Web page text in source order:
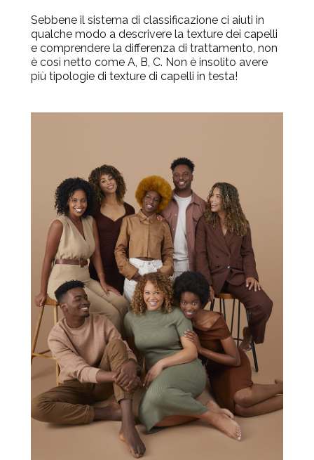
Sebbene il sistema di classificazione ci aiuti in
qualche modo a descrivere la texture dei capelli
e comprendere la differenza di trattamento, non
è così netto come A, B, C. Non è insolito avere
più tipologie di texture di capelli in testa!